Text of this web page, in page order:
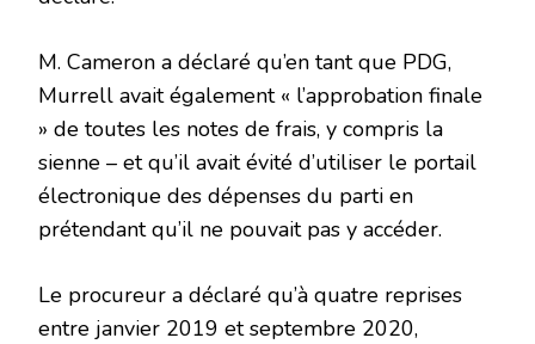
M. Cameron a déclaré qu’en tant que PDG,
Murrell avait également « l’approbation finale
» de toutes les notes de frais, y compris la
sienne – et qu’il avait évité d’utiliser le portail
électronique des dépenses du parti en
prétendant qu’il ne pouvait pas y accéder.
Le procureur a déclaré qu’à quatre reprises
entre janvier 2019 et septembre 2020,